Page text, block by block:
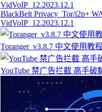
BlackBelt Privacy_Tor/i2p+
VidVoIP_12.2023.12.1
Toranger_v3.8.7 中文使用教
YouTube 禁广告拦截 高手破